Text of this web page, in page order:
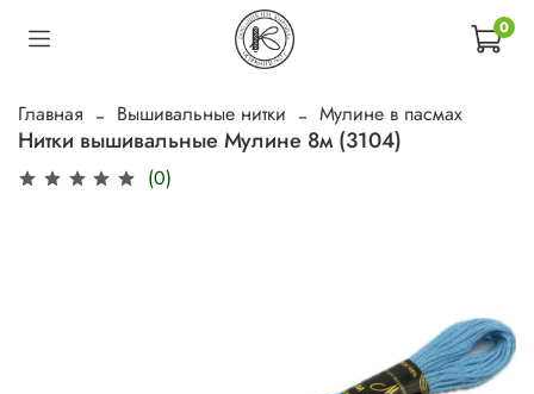
0
Главная Вышивальные нитки Мулине в пасмах
Нитки вышивальные Мулине 8м (3104)
(0)